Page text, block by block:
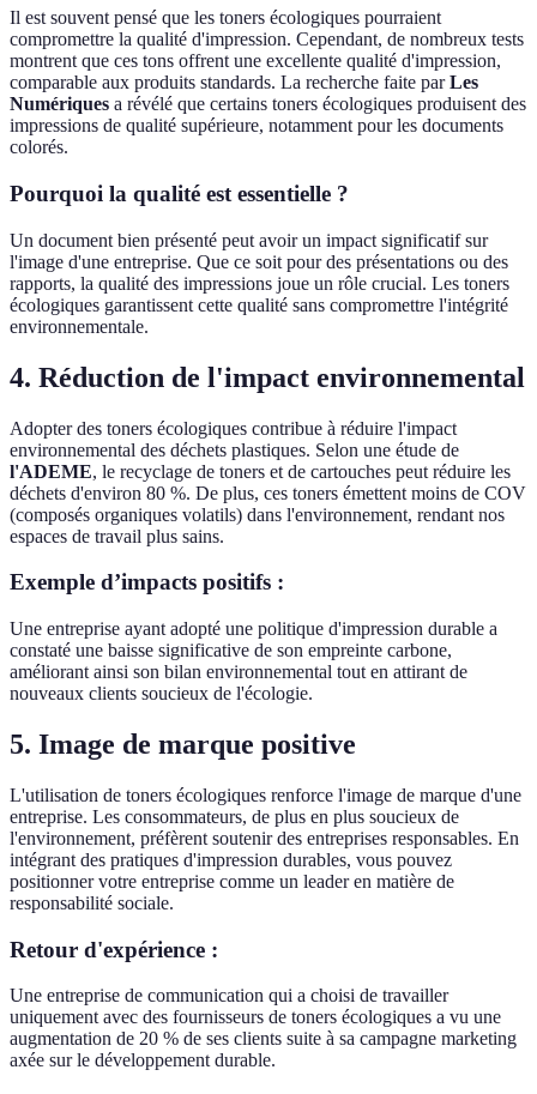
Il est souvent pensé que les toners écologiques pourraient
compromettre la qualité d'impression. Cependant, de nombreux tests
montrent que ces tons offrent une excellente qualité d'impression,
comparable aux produits standards. La recherche faite parLes
Numériques a révélé que certains toners écologiques produisent des
impressions de qualité supérieure, notamment pour les documents
colorés.
Pourquoi la qualité est essentielle ?
Un document bien présenté peut avoir un impact significatif sur
l'image d'une entreprise. Que ce soit pour des présentations ou des
rapports, la qualité des impressions joue un rôle crucial. Les toners
écologiques garantissent cette qualité sans compromettre l'intégrité
environnementale.
4. Réduction de l'impact environnemental
Adopter des toners écologiques contribue à réduire l'impact
environnemental des déchets plastiques. Selon une étude de
l'ADEME, le recyclage de toners et de cartouches peut réduire les
déchets d'environ 80 %. De plus, ces toners émettent moins de COV
(composés organiques volatils) dans l'environnement, rendant nos
espaces de travail plus sains.
Exemple d’impacts positifs :
Une entreprise ayant adopté une politique d'impression durable a
constaté une baisse significative de son empreinte carbone,
améliorant ainsi son bilan environnemental tout en attirant de
nouveaux clients soucieux de l'écologie.
5. Image de marque positive
L'utilisation de toners écologiques renforce l'image de marque d'une
entreprise. Les consommateurs, de plus en plus soucieux de
l'environnement, préfèrent soutenir des entreprises responsables. En
intégrant des pratiques d'impression durables, vous pouvez
positionner votre entreprise comme un leader en matière de
responsabilité sociale.
Retour d'expérience :
Une entreprise de communication qui a choisi de travailler
uniquement avec des fournisseurs de toners écologiques a vu une
augmentation de 20 % de ses clients suite à sa campagne marketing
axée sur le développement durable.